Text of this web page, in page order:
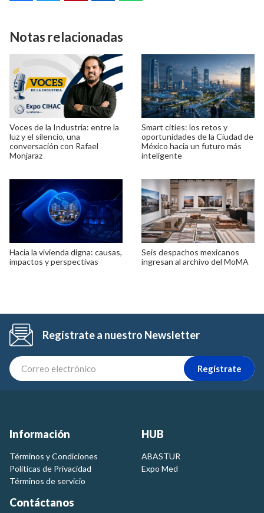
Notas relacionadas
Voces de la Industria: entre la
luz y el silencio, una
conversación con Rafael
Monjaraz
Smart cities: los retos y
oportunidades de la Ciudad de
México hacia un futuro más
inteligente
Hacia la vivienda digna: causas,
impactos y perspectivas
Seis despachos mexicanos
ingresan al archivo del MoMA
Regístrate a nuestro Newsletter
Regístrate
Información
Términos y Condiciones
Politicas de Privacidad
Términos de servicio
HUB
ABASTUR
Expo Med
Contáctanos